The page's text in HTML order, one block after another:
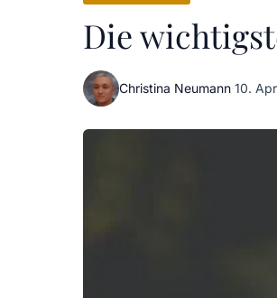
Die
Christina Neumann·10.